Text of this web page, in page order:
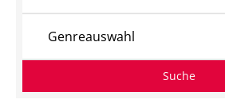
Genreauswahl
Suche